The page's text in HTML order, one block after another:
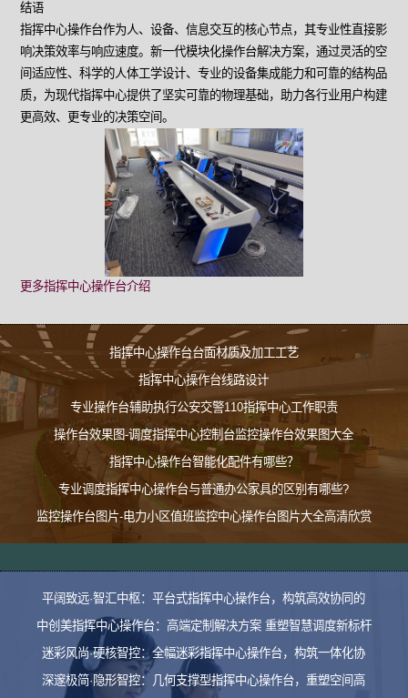
结语
指挥中心操作台作为人、设备、信息交互的核心节点，其专业性直接影
响决策效率与响应速度。新一代模块化操作台解决方案，通过灵活的空
间适应性、科学的人体工学设计、专业的设备集成能力和可靠的结构品
质，为现代指挥中心提供了坚实可靠的物理基础，助力各行业用户构建
更高效、更专业的决策空间。
更多指挥中心操作台介绍
指挥中心操作台台面材质及加工工艺
指挥中心操作台线路设计
专业操作台辅助执行公安交警110指挥中心工作职责
操作台效果图-调度指挥中心控制台监控操作台效果图大全
指挥中心操作台智能化配件有哪些？
专业调度指挥中心操作台与普通办公家具的区别有哪些?
监控操作台图片-电力小区值班监控中心操作台图片大全高清欣赏
平阔致远·智汇中枢：平台式指挥中心操作台，构筑高效协同的
中创美指挥中心操作台：高端定制解决方案 重塑智慧调度新标杆
迷彩风尚·硬核智控：全幅迷彩指挥中心操作台，构筑一体化协
深邃极简·隐形智控：几何支撑型指挥中心操作台，重塑空间高